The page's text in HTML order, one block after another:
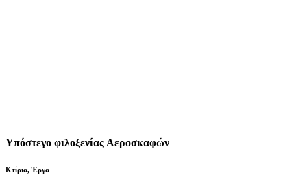
Υπόστεγο φιλοξενίας Αεροσκαφών
Κτίρια,Έργα